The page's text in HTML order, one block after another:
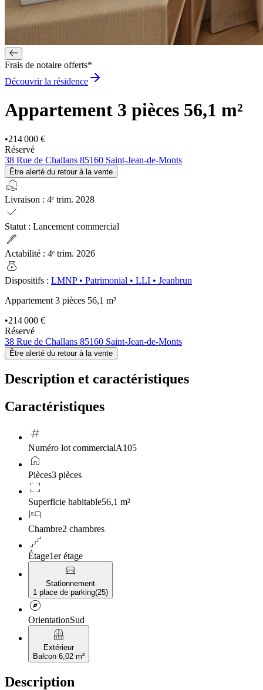
Frais de notaire offerts*
Découvrir la résidence
Appartement 3 pièces 56,1 m²
•214 000 €
Réservé
38 Rue de Challans 85160 Saint-Jean-de-Monts
Être alerté du retour à la vente
real_estate_agent
Livraison : 4ᵉ trim. 2028
check
Statut : Lancement commercial
ink_pen
Actabilité : 4ᵉ trim. 2026
money_bag
Dispositifs : LMNP• Patrimonial • LLI • Jeanbrun
Appartement 3 pièces 56,1 m²
•214 000 €
Réservé
38 Rue de Challans 85160 Saint-Jean-de-Monts
Être alerté du retour à la vente
Description et caractéristiques
Caractéristiques
tag
Numéro lot commercialA105
home
Pièces3 pièces
crop_free
Superficie habitable56,1 m²
hotel
Chambre2 chambres
floor
Étage1er étage
directions_car
Stationnement
1 place de parking(25)
explore
OrientationSud
balcony
Extérieur
Balcon 6,02 m²
Description